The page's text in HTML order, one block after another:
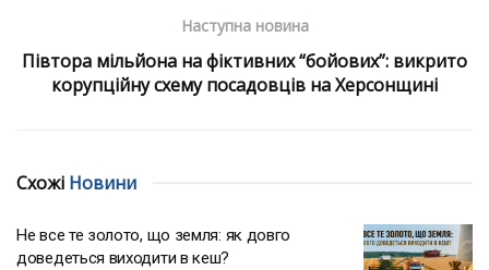
Наступна новина
Півтора мільйона на фіктивних “бойових”: викрито
корупційну схему посадовців на Херсонщині
Схожі Новини
Не все те золото, що земля: як довго
доведеться виходити в кеш?